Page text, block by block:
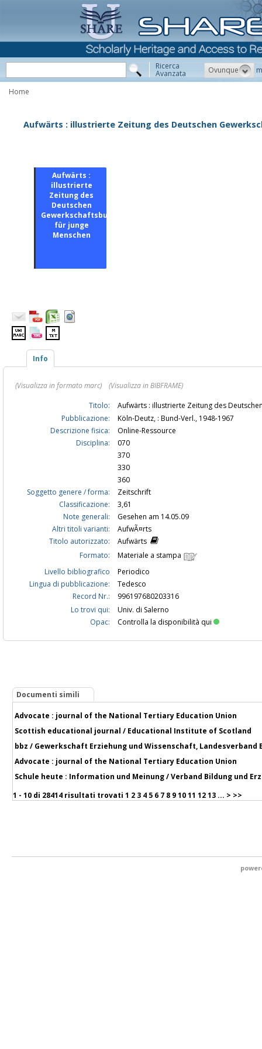
Ricerca
Avanzata Ovunque
Home
Aufwärts : illustrierte Zeitung des Deutschen
Aufwärts :
illustrierte
Zeitung des
Deutschen
Gewerkschaftsbundes
für junge
Menschen
Info
(Visualizza in formato marc)
(Visualizza in BIBFRAME)
Titolo:
Aufwärts : illustrierte Zeitung des
Pubblicazione:
Köln-Deutz, : Bund-Verl., 1948-1967
Descrizione fisica:
Online-Ressource
Disciplina:
070
370
330
360
Soggetto genere / forma:
Zeitschrift
Classificazione:
3,61
Note generali:
Gesehen am 14.05.09
Altri titoli varianti:
AufwÃ¤rts
Titolo autorizzato:
Aufwärts
Formato:
Materiale a stampa
Livello bibliografico
Periodico
Lingua di pubblicazione:
Tedesco
Record Nr.:
996197680203316
Lo trovi qui:
Univ. di Salerno
Opac:
Controlla la disponibilità qui
Documenti simili
Advocate : journal of the National Tertiary Education Union
Scottish educational journal / Educational Institute of Scotland
bbz / Gewerkschaft Erziehung und Wissenschaft, Landesverband
Advocate : journal of the National Tertiary Education Union
Schule heute : Information und Meinung / Verband Bildung und
1 - 10 di 28414 risultati trovati 1 2 3 4 5 6 7 8 91011 1213 ... > >>